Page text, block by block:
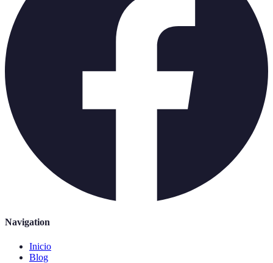
Navigation
Inicio
Blog